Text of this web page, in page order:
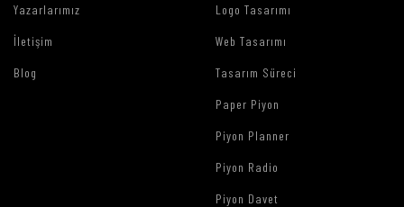
Yazarlarımız
İletişim
Blog
Logo Tasarımı
Web Tasarımı
Tasarım Süreci
Paper Piyon
Piyon Planner
Piyon Radio
Piyon Davet